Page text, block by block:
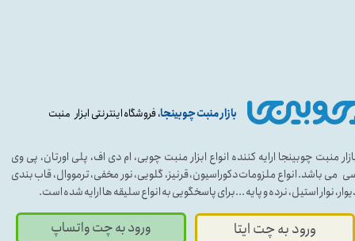
بازار منبت چوبینجا، فروشگاه اینترنتی ابزار منبت
منبت چوبینجا ارایه کننده انواع ابزار منبت چوبی، ام دی اف، پلی اورتان، پی وی
می باشد. انواع ملزومات دکوراسیون، قرنیز، گلویی، نور مخفی، ترمووال، قاب بندی
نوار استیل، نرده و پایه ...برای پاسخگویی به انواع سلیقه ها ارایه شده است.
ورود به چت ایتا ورود به چت واتساپ